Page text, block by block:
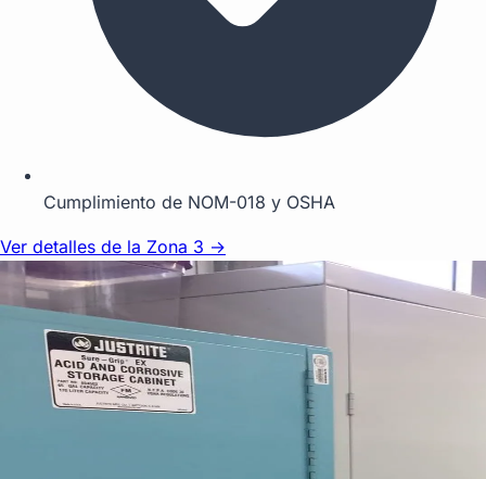
Cumplimiento de NOM-018 y OSHA
Ver detalles de la Zona 3 →